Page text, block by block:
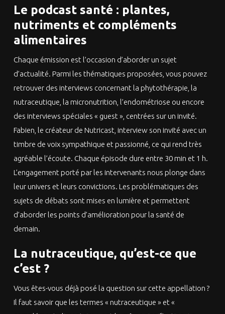
Le podcast santé : plantes,
nutriments et compléments
alimentaires
Chaque émission est l’occasion d’aborder un sujet
d’actualité. Parmi les thématiques proposées, vous pouvez
retrouver des interviews concernant la phytothérapie, la
nutraceutique, la micronutrition, l’endométriose ou encore
des interviews spéciales « guest », centrées sur un invité.
Fabien, le créateur de Nutricast, interview son invité avec un
timbre de voix sympathique et passionné, ce qui rend très
agréable l’écoute. Chaque épisode dure entre 30 min et 1 h.
L’engagement porté par les intervenants nous plonge dans
leur univers et leurs convictions. Les problématiques des
sujets de débats sont mises en lumière et permettent
d’aborder les points d’amélioration pour la santé de
demain.
La nutraceutique, qu’est-ce que
c’est ?
Vous êtes-vous déjà posé la question sur cette appellation ?
Il faut savoir que les termes « nutraceutique » et «